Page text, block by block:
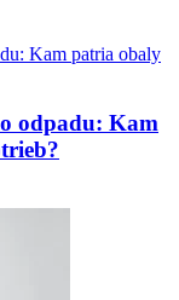
odpadu: Kam